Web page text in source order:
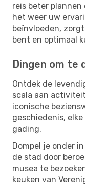
reis beter plannen
het weer uw
beïnvloeden,
bent en optimaal
Dingen om te
Ontdek de
scala aan
iconische
geschiedenis,
gading.
Dompel je onder
de stad door
musea te
keuken van